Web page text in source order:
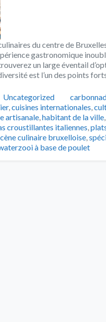
du centre de
gastronomique
un large éventail
est l’un des points
Catégories
Uncategorized Tags
,cuisines internationales,
artisanale,habitant de la ville,
croustillantes italiennes,
culinaire bruxelloise,
à base de poulet